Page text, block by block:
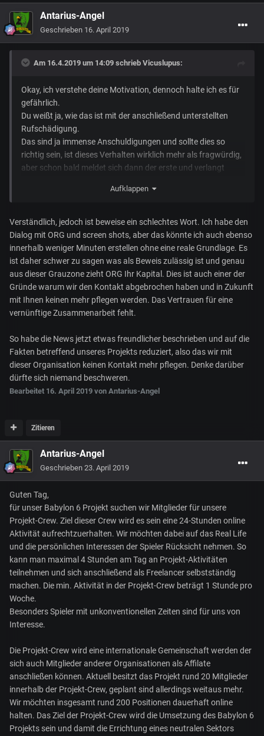
Antarius-Angel
Geschrieben 16. April 2019
Am 16.4.2019 um 14:09 schrieb Vicuslupus:
Okay, ich verstehe deine Motivation, dennoch halte ich es für
gefährlich.
Du weißt ja, wie das ist mit der anschließend unterstellten
Rufschädigung.
Das sind ja immense Anschuldigungen und sollte dies so
richtig sein, ist dieses Verhalten wirklich mehr als fragwürdig,
aber schon bald meldet sich dann der erste und verlangt
Ich rate da nur zur Vorsicht. Man ist schneller der Bösewicht
Lass uns darüber mal imTSdie Tage quatschen. Heikles
Thema.
Aufklappen
Verständlich, jedoch ist beweise ein schlechtes Wort. Ich habe den
Dialog mit ORG und screen shots, aber das könnte ich auch ebenso
innerhalb weniger Minuten erstellen ohne eine reale Grundlage. Es
ist daher schwer zu sagen was als Beweis zulässig ist und genau
aus dieser Grauzone zieht ORG Ihr Kapital. Dies ist auch einer der
Gründe warum wir den Kontakt abgebrochen haben und in Zukunft
mit Ihnen keinen mehr pflegen werden. Das Vertrauen für eine
vernünftige Zusammenarbeit fehlt.
So habe die News jetzt etwas freundlicher beschrieben und auf die
Fakten betreffend unseres Projekts reduziert, also das wir mit
dieser Organisation keinen Kontakt mehr pflegen. Denke darüber
dürfte sich niemand beschweren.
Bearbeitet 16. April 2019 von Antarius-Angel
Zitieren
Antarius-Angel
Geschrieben 23. April 2019
Guten Tag,
für unser Babylon 6 Projekt suchen wir Mitglieder für unsere
Projekt-Crew. Ziel dieser Crew wird es sein eine 24-Stunden online
Aktivität aufrechtzuerhalten. Wir möchten dabei auf das Real Life
und die persönlichen Interessen der Spieler Rücksicht nehmen. So
kann man maximal 4 Stunden am Tag an Projekt-Aktivitäten
teilnehmen und sich anschließend als Freelancer selbstständig
machen. Die min. Aktivität in der Projekt-Crew beträgt 1 Stunde pro
Woche.
Besonders Spieler mit unkonventionellen Zeiten sind für uns von
Interesse.
Die Projekt-Crew wird eine internationale Gemeinschaft werden der
sich auch Mitglieder anderer Organisationen als Affilate
anschließen können. Aktuell besitzt das Projekt rund 20 Mitglieder
innerhalb der Projekt-Crew, geplant sind allerdings weitaus mehr.
Wir möchten insgesamt rund 200 Positionen dauerhaft online
halten. Das Ziel der Projekt-Crew wird die Umsetzung des Babylon 6
Projekts sein und damit die Errichtung eines neutralen Sektors